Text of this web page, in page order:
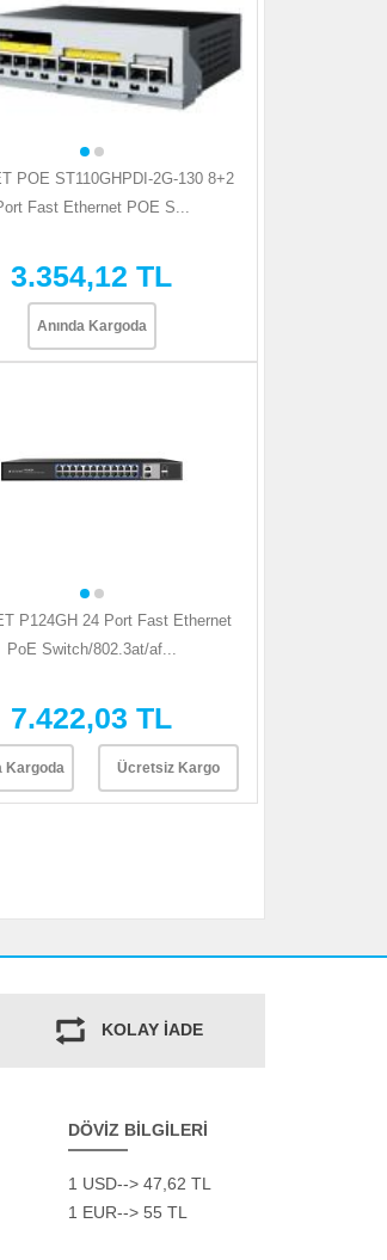
POE ST110GHPDI-2G-130 8+2
Fast Ethernet POE S...
3.354,12 TL
Anında Kargoda
P124GH 24 Port Fast Ethernet
PoE Switch/802.3at/af...
7.422,03 TL
Kargoda Ücretsiz Kargo
KOLAY İADE
DÖVİZ BİLGİLERİ
1 USD--> 47,62 TL
1 EUR--> 55 TL